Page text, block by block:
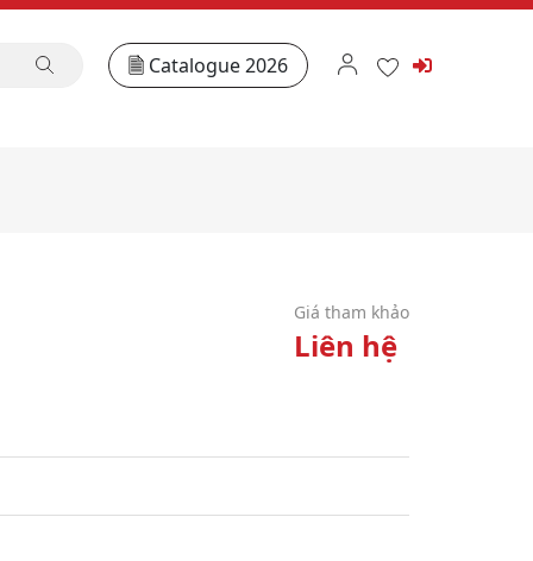
Catalogue 2026
Giá tham khảo
Liên hệ